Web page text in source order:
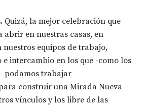
Quizá, la mejor celebración que
abrir en nuestras casas, en
nuestros equipos de trabajo,
e intercambio en los que -como los
podamos trabajar
construir una Mirada Nueva
vínculos y los libre de las